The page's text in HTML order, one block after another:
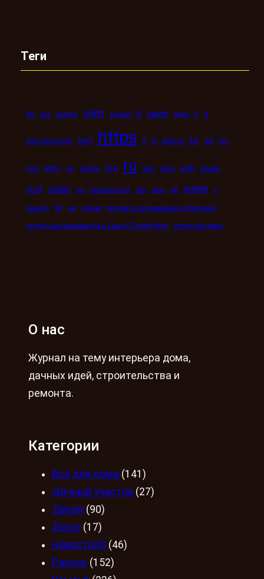
Теги
bb car casino com crucial d daichi dveri fi g
harmoniously html https ii iii iphone kz led les
mig mint mir online pro ru seo sms spb steam
stolf studio su technorosst utp was wi www x
xiaomi xn xxi кухни
продать антиквариат в Москве
скупка антиквариата в Санкт-Петербурге сплит-система
О нас
Журнал на тему интерьера дома,
дачных идей, строительства и
ремонта.
Категории
Всё для дома (141)
Дачный участок (27)
Двери (90)
Досуг (17)
Новости24 (46)
Разное (152)